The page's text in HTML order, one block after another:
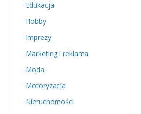
Edukacja
Hobby
Imprezy
Marketing i reklama
Moda
Motoryzacja
Nieruchomości